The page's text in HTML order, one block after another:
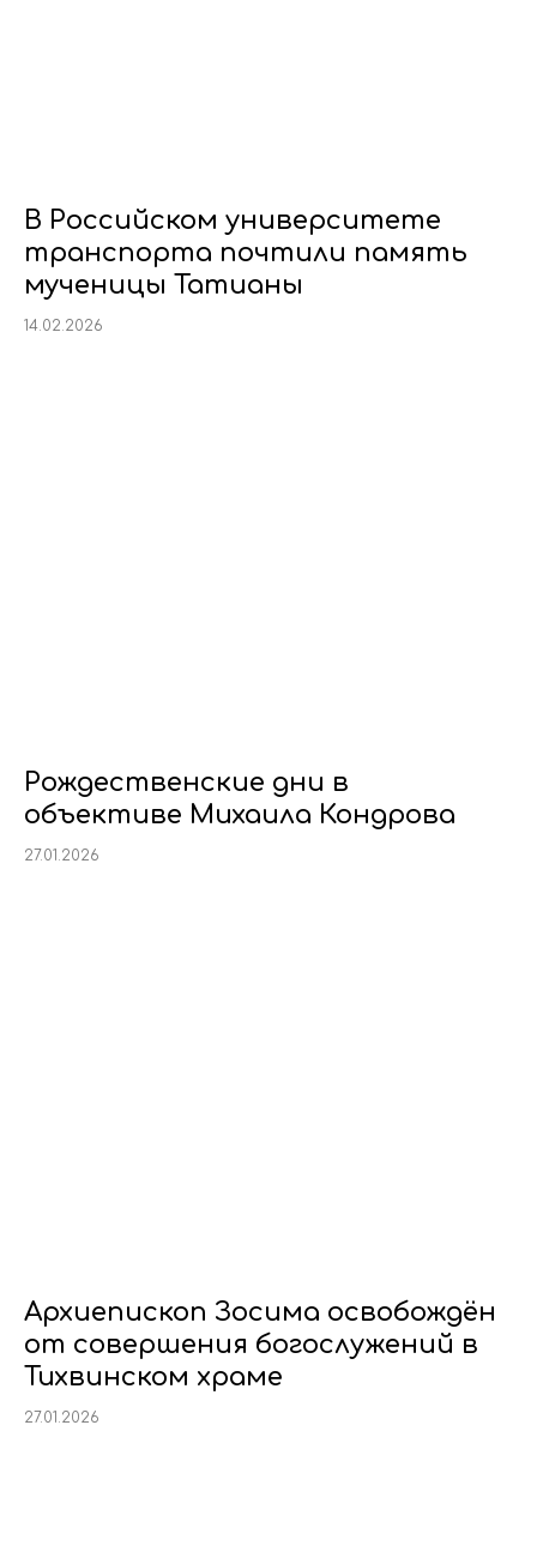
В Российском университете
транспорта почтили память
мученицы Татианы
14.02.2026
Рождественские дни в
объективе Михаила Кондрова
27.01.2026
Архиепископ Зосима освобождён
от совершения богослужений в
Тихвинском храме
27.01.2026